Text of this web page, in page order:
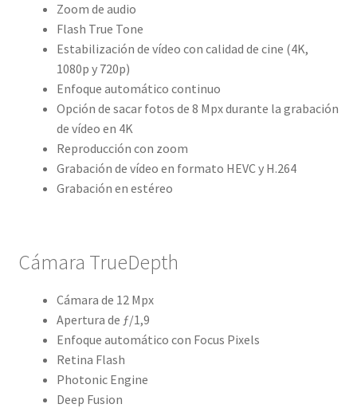
Zoom de audio
Flash True Tone
Estabilización de vídeo con calidad de cine (4K,
1080p y 720p)
Enfoque automático continuo
Opción de sacar fotos de 8 Mpx durante la grabación
de vídeo en 4K
Reproducción con zoom
Grabación de vídeo en formato HEVC y H.264
Grabación en estéreo
Cámara TrueDepth
Cámara de 12 Mpx
Apertura de ƒ/1,9
Enfoque automático con Focus Pixels
Retina Flash
Photonic Engine
Deep Fusion